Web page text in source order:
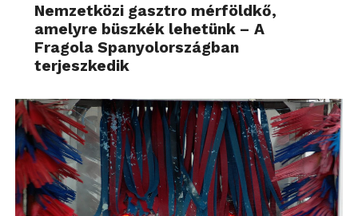
Nemzetközi gasztro mérföldkő,
amelyre büszkék lehetünk – A
Fragola Spanyolországban
terjeszkedik